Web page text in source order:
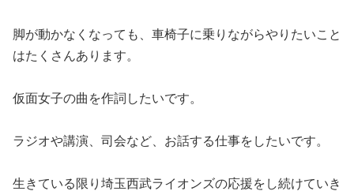
脚が動かなくなっても、車椅子に乗りながらやりたいこと
はたくさんあります。
仮面女子の曲を作詞したいです。
ラジオや講演、司会など、お話する仕事をしたいです。
生きている限り埼玉西武ライオンズの応援をし続けていき